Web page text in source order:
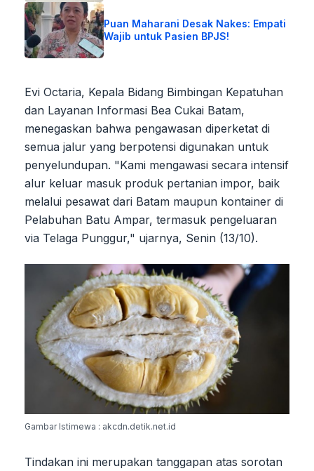
Puan Maharani Desak Nakes: Empati
Wajib untuk Pasien BPJS!
Evi Octaria, Kepala Bidang Bimbingan Kepatuhan
dan Layanan Informasi Bea Cukai Batam,
menegaskan bahwa pengawasan diperketat di
semua jalur yang berpotensi digunakan untuk
penyelundupan. "Kami mengawasi secara intensif
alur keluar masuk produk pertanian impor, baik
melalui pesawat dari Batam maupun kontainer di
Pelabuhan Batu Ampar, termasuk pengeluaran
via Telaga Punggur," ujarnya, Senin (13/10).
Gambar Istimewa : akcdn.detik.net.id
Tindakan ini merupakan tanggapan atas sorotan